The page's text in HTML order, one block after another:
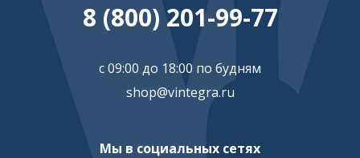
8 (800) 201-99-77
с 09:00 до 18:00 по будням
shop@vintegra.ru
Мы в социальных сетях